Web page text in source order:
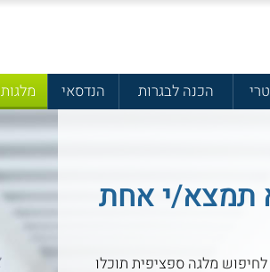
הכנה לבגרות הנדסאי מלגות
לא תמצא/י אחת
מלגה ספציפית תוכלו